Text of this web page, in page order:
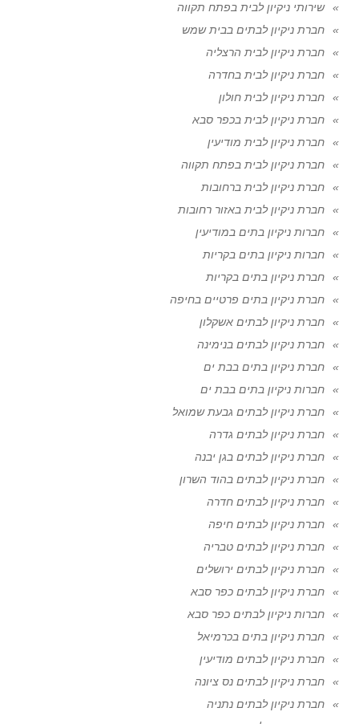
שירותי ניקיון לבית בפתח תקווה
חברת ניקיון לבתים בבית שמש
חברת ניקיון לבית הרצליה
חברת ניקיון לבית בחדרה
חברת ניקיון לבית חולון
חברת ניקיון לבית בכפר סבא
חברת ניקיון לבית מודיעין
חברת ניקיון לבית בפתח תקווה
חברת ניקיון לבית ברחובות
חברת ניקיון לבית באזור רחובות
חברות ניקיון בתים במודיעין
חברות ניקיון בתים בקריות
חברת ניקיון בתים בקריות
חברת ניקיון בתים פרטיים בחיפה
חברת ניקיון לבתים אשקלון
חברת ניקיון לבתים בנימינה
חברת ניקיון בתים בבת ים
חברות ניקיון בתים בבת ים
חברת ניקיון לבתים גבעת שמואל
חברת ניקיון לבתים גדרה
חברת ניקיון לבתים בגן יבנה
חברת ניקיון לבתים בהוד השרון
חברת ניקיון לבתים חדרה
חברת ניקיון לבתים חיפה
חברת ניקיון לבתים טבריה
חברת ניקיון לבתים ירושלים
חברת ניקיון לבתים כפר סבא
חברות ניקיון לבתים כפר סבא
חברת ניקיון בתים בכרמיאל
חברת ניקיון לבתים מודיעין
חברת ניקיון לבתים נס ציונה
חברת ניקיון לבתים נתניה